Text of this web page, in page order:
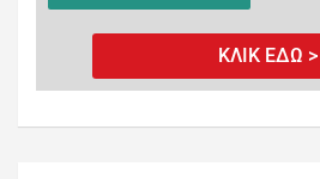
ΚΛΙΚ ΕΔΩ >